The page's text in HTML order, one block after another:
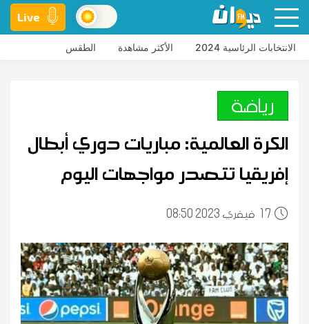
Live
الانتخابات الرئاسية 2024 الأكثر مشاهدة الطقس
رياضة
الكرة العالمية: مباريات دوري أبطال
إفريقيا تتصدر مواجهات اليوم
17 08:50 2023 فيفري